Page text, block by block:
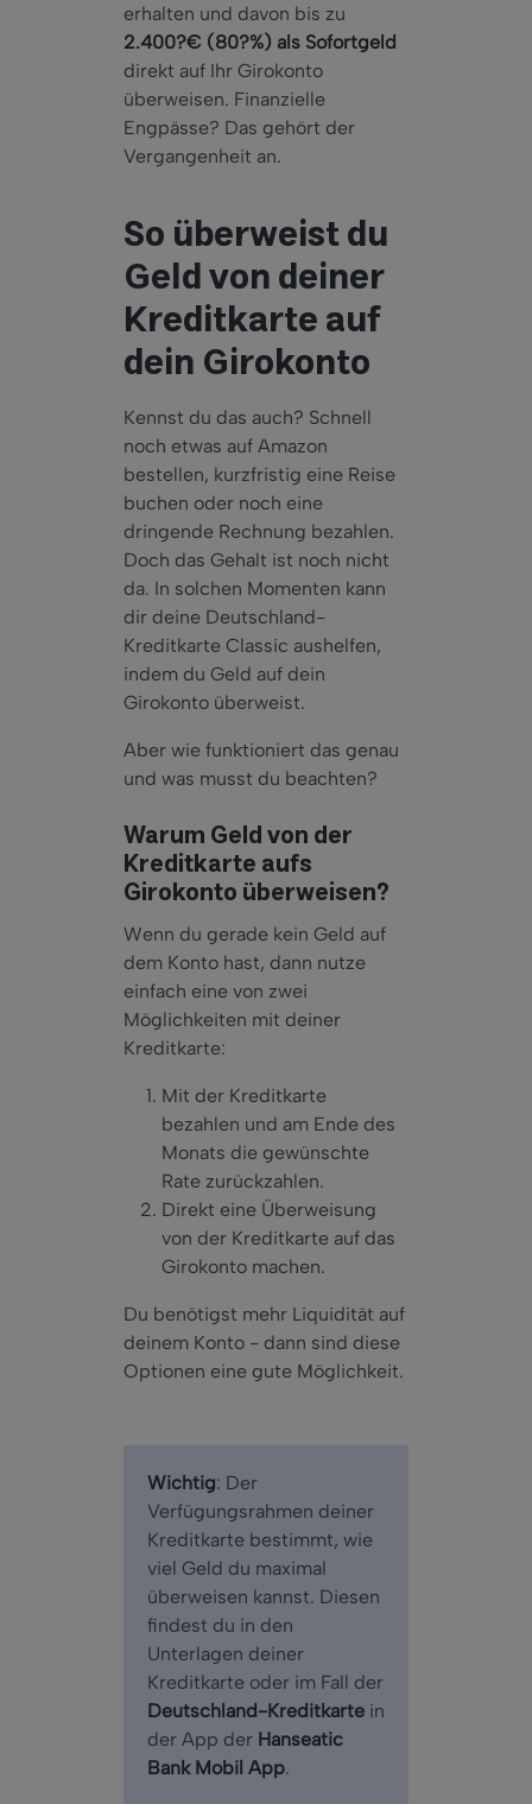
erhalten und davon bis zu
2.400?€ (80?%) als Sofortgeld
direkt auf Ihr Girokonto
überweisen. Finanzielle
Engpässe? Das gehört der
Vergangenheit an.
So überweist du
Geld von deiner
Kreditkarte auf
dein Girokonto
Kennst du das auch? Schnell
noch etwas auf Amazon
bestellen, kurzfristig eine Reise
buchen oder noch eine
dringende Rechnung bezahlen.
Doch das Gehalt ist noch nicht
da. In solchen Momenten kann
dir deine Deutschland-
Kreditkarte Classic aushelfen,
indem du Geld auf dein
Girokonto überweist.
Aber wie funktioniert das genau
und was musst du beachten?
Warum Geld von der
Kreditkarte aufs
Girokonto überweisen?
Wenn du gerade kein Geld auf
dem Konto hast, dann nutze
einfach eine von zwei
Möglichkeiten mit deiner
Kreditkarte:
Mit der Kreditkarte
bezahlen und am Ende des
Monats die gewünschte
Rate zurückzahlen.
Direkt eine Überweisung
von der Kreditkarte auf das
Girokonto machen.
Du benötigst mehr Liquidität auf
deinem Konto - dann sind diese
Optionen eine gute Möglichkeit.
Wichtig: Der
Verfügungsrahmen deiner
Kreditkarte bestimmt, wie
viel Geld du maximal
überweisen kannst. Diesen
findest du in den
Unterlagen deiner
Kreditkarte oder im Fall der
Deutschland-Kreditkarte in
der App der Hanseatic
Bank Mobil App.